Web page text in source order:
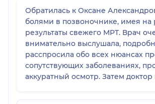
Обратилась к Оксане
болями в позвоночнике, имея на
результаты свежего МРТ. Врач
внимательно выслушала,
расспросила обо всех нюансах
сопутствующих заболеваниях,
аккуратный осмотр. Затем доктор назначила
физиопроцедуры и